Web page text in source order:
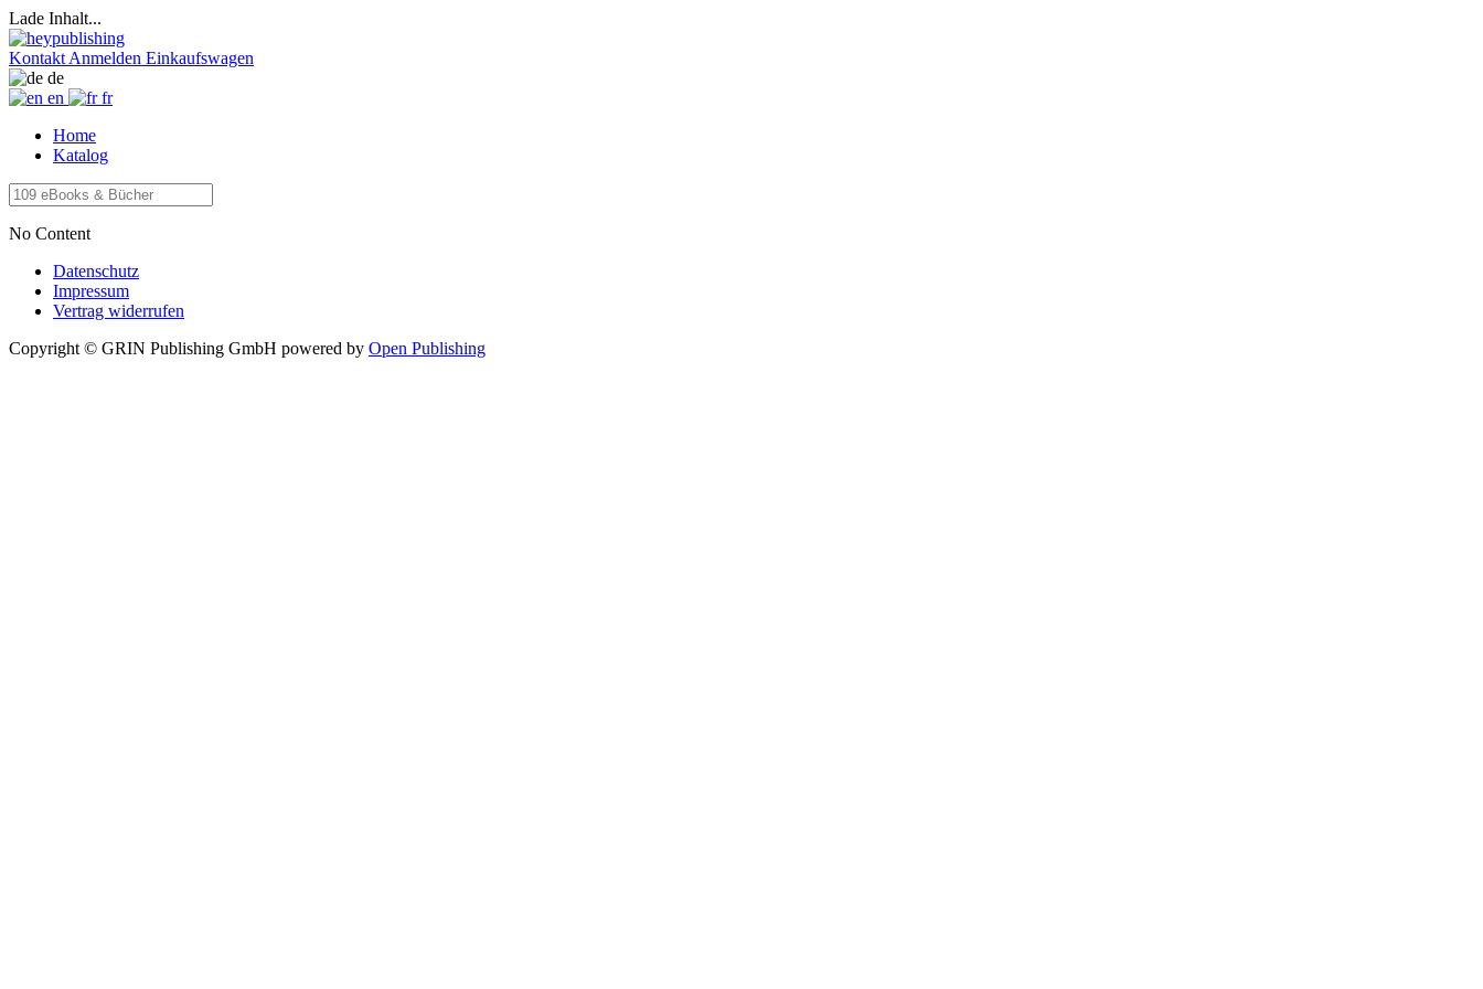
Lade Inhalt...
Kontakt Anmelden Einkaufswagen
de
en
fr
Home
Katalog
No Content
Datenschutz
Impressum
Vertrag widerrufen
Copyright © GRIN Publishing GmbH powered by Open Publishing